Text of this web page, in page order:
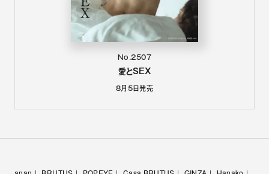
No.2507
愛とSEX
8月5日発売